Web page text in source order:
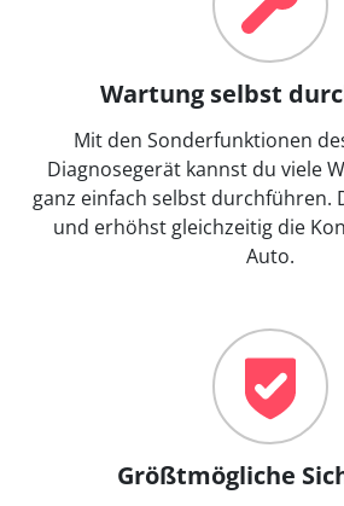
Wartung selbst
Mit den Sonderfunktionen
Diagnosegerät kannst du viele
ganz einfach selbst durchführen.
und erhöhst gleichzeitig die
Auto.
Größtmögliche